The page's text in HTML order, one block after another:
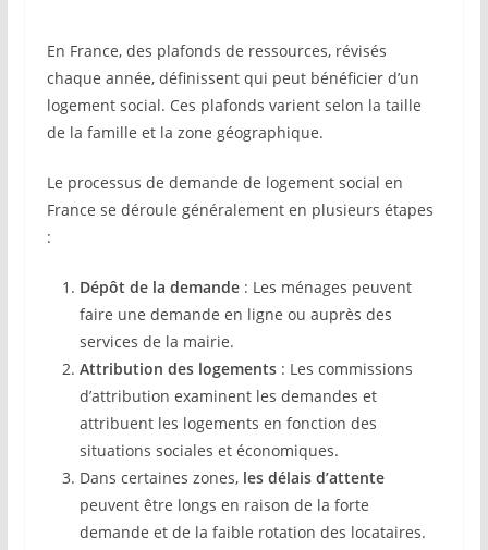
En France, des plafonds de ressources, révisés
chaque année, définissent qui peut bénéficier d’un
logement social. Ces plafonds varient selon la taille
de la famille et la zone géographique.
Le processus de demande de logement social en
France se déroule généralement en plusieurs étapes
:
Dépôt de la demande: Les ménages peuvent
faire une demande en ligne ou auprès des
services de la mairie.
Attribution des logements: Les commissions
d’attribution examinent les demandes et
attribuent les logements en fonction des
situations sociales et économiques.
Dans certaines zones, les délais d’attente
peuvent être longs en raison de la forte
demande et de la faible rotation des locataires.